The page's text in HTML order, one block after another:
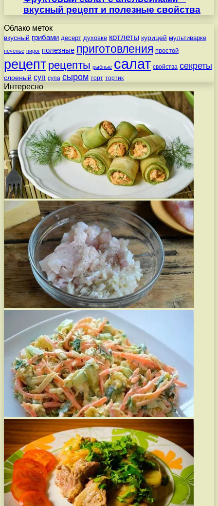
вкусный рецепт и полезные свойства
Облако меток
вкусный грибами десерт духовке котлеты курицей мультиварке
печенье пирог полезные приготовления простой
рецепт рецепты рыбные салат свойства секреты
слоеный суп супа сыром торт тортик
Интересно